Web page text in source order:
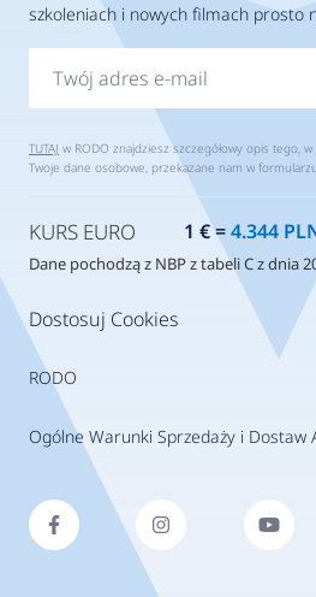
Dostosuj Cookies
RODO
Ogólne Warunki Sprzedaży i Dostaw
szkoleniach i nowych filmach prosto
TUTAJ w RODO znajdziesz szczegółowy opis tego,
Twoje dane osobowe, przekazane nam w
KURS EURO 1 € =4.344
Dane pochodzą z NBP z tabeli C z dnia